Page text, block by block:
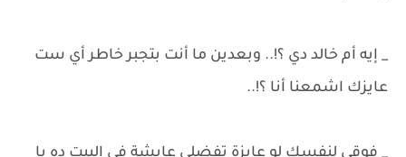
_ إيه أم خالد دي ؟!.. وبعدين ما أنت بتجبر خاطر أي ست
عايزك اشمعنا أنا ؟!..
_ فوقي لنفسك لو عايزة تفضلي عايشة في البيت ده يا